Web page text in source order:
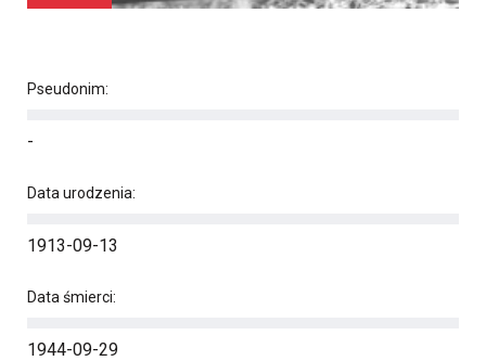
Pseudonim:
-
Data urodzenia:
1913-09-13
Data śmierci:
1944-09-29